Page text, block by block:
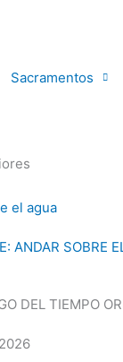
Sacramentos
ANDAR SOBRE
DEL TIEMPO